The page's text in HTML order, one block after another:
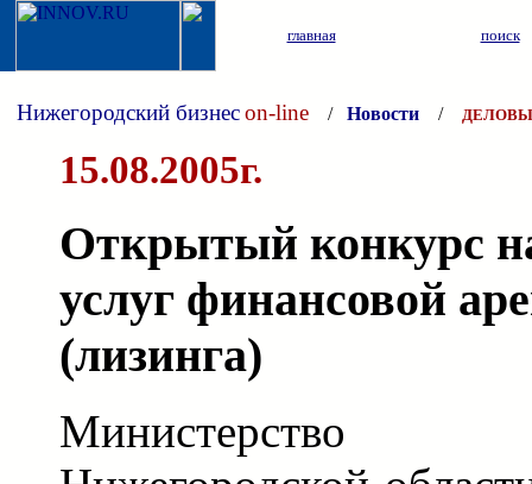
главная поиск
Нижегородский бизнесon-line / Новости /
15.08.2005г.
Открытый конкурс
услуг финансовой
(лизинга)
Министерство